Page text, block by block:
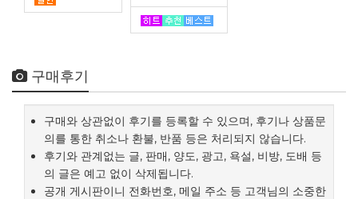
구매후기
구매와 상관없이 후기를 등록할 수 있으며, 후기나 상품문
의를 통한 취소나 환불, 반품 등은 처리되지 않습니다.
후기와 관계없는 글, 판매, 양도, 광고, 욕설, 비방, 도배 등
의 글은 예고 없이 삭제됩니다.
공개 게시판이니 전화번호, 메일 주소 등 고객님의 소중한